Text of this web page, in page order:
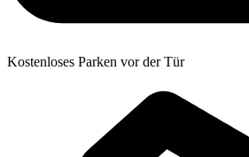
Kostenloses Parken vor der Tür